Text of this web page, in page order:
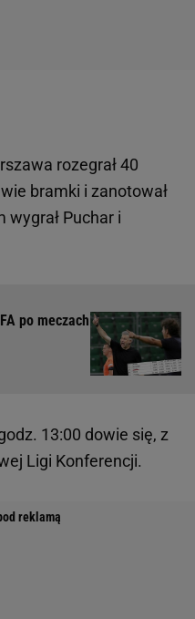
rozegrał 40
bramki i zanotował
wygrał Puchar i
po meczach
13:00 dowie się, z
Ligi Konferencji.